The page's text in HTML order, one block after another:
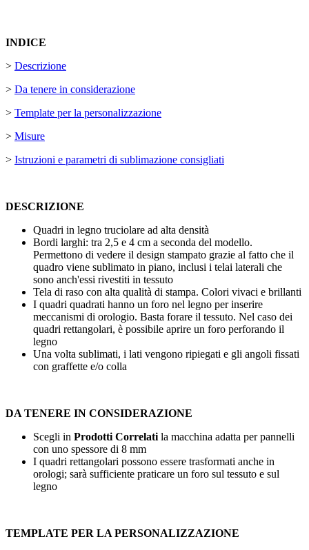
INDICE
> Descrizione
> Da tenere in considerazione
> Template per la personalizzazione
> Misure
> Istruzioni e parametri di sublimazione consigliati
DESCRIZIONE
Quadri in legno truciolare ad alta densità
Bordi larghi: tra 2,5 e 4 cm a seconda del modello.
Permettono di vedere il design stampato grazie al fatto che il
quadro viene sublimato in piano, inclusi i telai laterali che
sono anch'essi rivestiti in tessuto
Tela di raso con alta qualità di stampa. Colori vivaci e brillanti
I quadri quadrati hanno un foro nel legno per inserire
meccanismi di orologio. Basta forare il tessuto. Nel caso dei
quadri rettangolari, è possibile aprire un foro perforando il
legno
Una volta sublimati, i lati vengono ripiegati e gli angoli fissati
con graffette e/o colla
DA TENERE IN CONSIDERAZIONE
Scegli in Prodotti Correlatila macchina adatta per pannelli
con uno spessore di 8 mm
I quadri rettangolari possono essere trasformati anche in
orologi; sarà sufficiente praticare un foro sul tessuto e sul
legno
TEMPLATE PER LA PERSONALIZZAZIONE